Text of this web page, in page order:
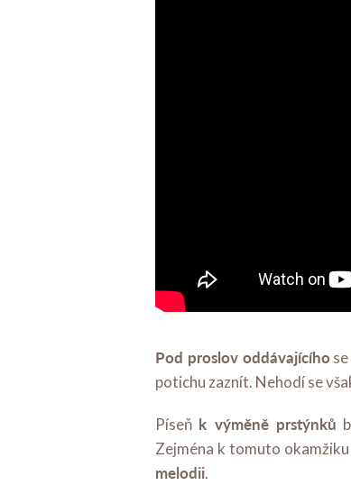
Pod proslov oddávajícíhose
potichu zaznít. Nehodí se
Píseň k výměně prstýnků
Zejména k tomuto
melodii.